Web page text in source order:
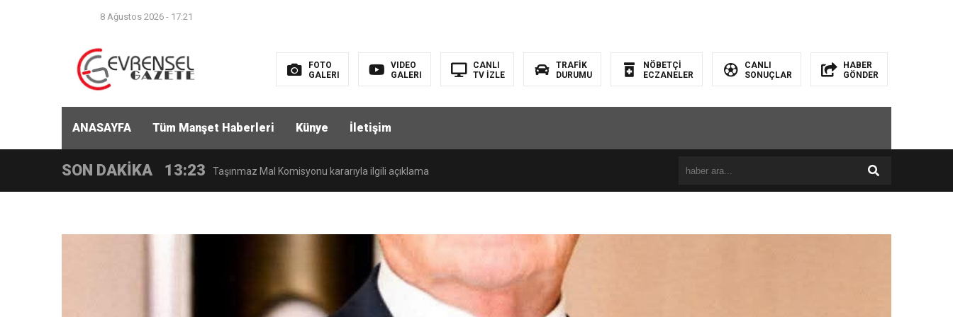
8 Ağustos 2026 - 17:21
FOTO
GALERI
VIDEO
GALERI
CANLI
TV İZLE
TRAFİK
DURUMU
NÖBETÇİ
ECZANELER
CANLI
SONUÇLAR
HABER
GÖNDER
ANASAYFA Tüm Manşet Haberleri Künye İletişim
SON DAKİKA
12:38
13:22 Ülkemizde bunun gibi daha kaç tane var?
13:23 Taşınmaz Mal Komisyonu kararıyla ilgili açıklama
3. Kaleburnu Arkeo Festivali bugün Kaleburnu’nda yapıldı